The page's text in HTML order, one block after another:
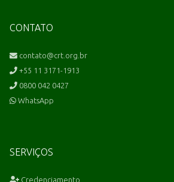
CONTATO
contato@crt.org.br
+55 11 3171-1913
0800 042 0427
WhatsApp
SERVIÇOS
Credenciamento